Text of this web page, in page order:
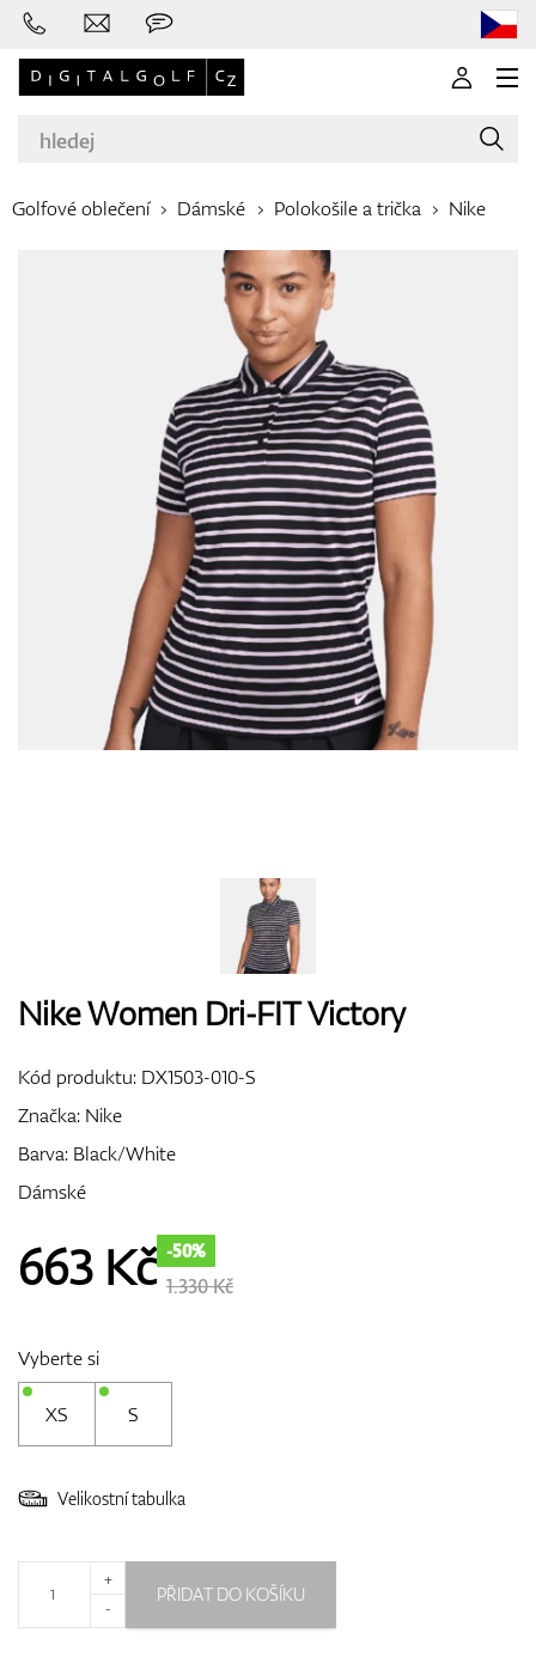
Značky
Golfové hole
Oblečení
Boty
Rukavice
Bagy
Doplňky
Golfové oblečení Dámské Polokošile a trička Nike
Nike Women Dri-FIT Victory
Kód produktu: DX1503-010-S
Značka: Nike
Barva: Black/White
Dámské
663 Kč -50%
1.330 Kč
Vyberte si
XS S
Velikostní tabulka
+
-
PŘIDAT DO KOŠÍKU